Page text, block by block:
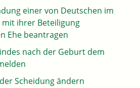
einer von Deutschen im
ihrer Beteiligung
Ehe beantragen
nach der Geburt dem
Scheidung ändern